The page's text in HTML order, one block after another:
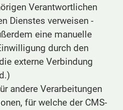
Verantwortlichen
Dienstes verweisen -
eine manuelle
durch den
externe Verbindung
andere Verarbeitungen
für welche der CMS-